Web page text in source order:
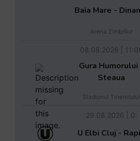
Baia Mare -
Arena Zimbrilor
08.08.2026 |
Gura Humorului
Steaua
Stadionul Tineretului
29.08.2026 | 0:
U Elbi Cluj -